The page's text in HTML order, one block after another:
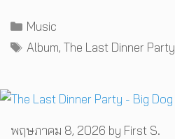
Categories
Music
Tags
Album,The Last Dinner Party
พฤษภาคม 8, 2026 by First S.